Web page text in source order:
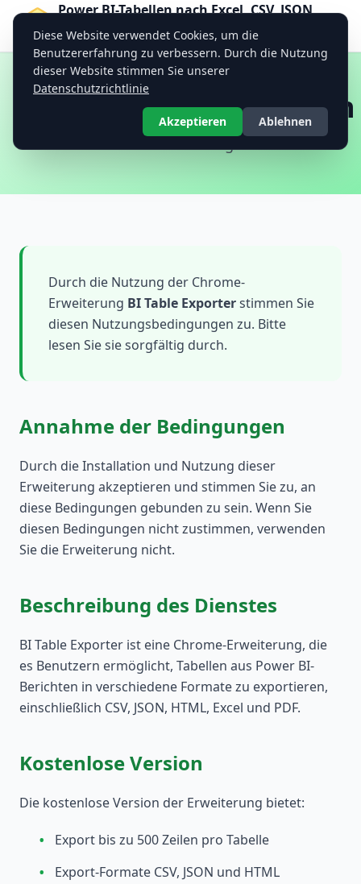
Power BI-Tabellen nach Excel, CSV, JSON,
PDF exportieren — BI Table Exporter
Nutzungsbedingungen
Zuletzt aktualisiert: August 2025
Durch die Nutzung der Chrome-
Erweiterung BI Table Exporterstimmen Sie
diesen Nutzungsbedingungen zu. Bitte
lesen Sie sie sorgfältig durch.
Annahme der Bedingungen
Durch die Installation und Nutzung dieser
Erweiterung akzeptieren und stimmen Sie zu, an
diese Bedingungen gebunden zu sein. Wenn Sie
diesen Bedingungen nicht zustimmen, verwenden
Sie die Erweiterung nicht.
Beschreibung des Dienstes
BI Table Exporter ist eine Chrome-Erweiterung, die
es Benutzern ermöglicht, Tabellen aus Power BI-
Berichten in verschiedene Formate zu exportieren,
einschließlich CSV, JSON, HTML, Excel und PDF.
Kostenlose Version
Die kostenlose Version der Erweiterung bietet:
• Export bis zu 500 Zeilen pro Tabelle
• Export-Formate CSV, JSON und HTML
Diese Website verwendet Cookies, um die
Benutzererfahrung zu verbessern. Durch die Nutzung
dieser Website stimmen Sie unserer
Datenschutzrichtlinie
Akzeptieren Ablehnen